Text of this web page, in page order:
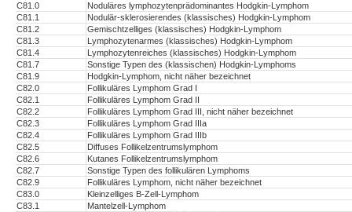
C81.0
Noduläres lymphozytenprädominantes Hodgkin-Lymphom
C81.1
Nodulär-sklerosierendes (klassisches) Hodgkin-Lymphom
C81.2
Gemischtzelliges (klassisches) Hodgkin-Lymphom
C81.3
Lymphozytenarmes (klassisches) Hodgkin-Lymphom
C81.4
Lymphozytenreiches (klassisches) Hodgkin-Lymphom
C81.7
Sonstige Typen des (klassischen) Hodgkin-Lymphoms
C81.9
Hodgkin-Lymphom, nicht näher bezeichnet
C82.0
Follikuläres Lymphom Grad I
C82.1
Follikuläres Lymphom Grad II
C82.2
Follikuläres Lymphom Grad III, nicht näher bezeichnet
C82.3
Follikuläres Lymphom Grad IIIa
C82.4
Follikuläres Lymphom Grad IIIb
C82.5
Diffuses Follikelzentrumslymphom
C82.6
Kutanes Follikelzentrumslymphom
C82.7
Sonstige Typen des follikulären Lymphoms
C82.9
Follikuläres Lymphom, nicht näher bezeichnet
C83.0
Kleinzelliges B-Zell-Lymphom
C83.1
Mantelzell-Lymphom